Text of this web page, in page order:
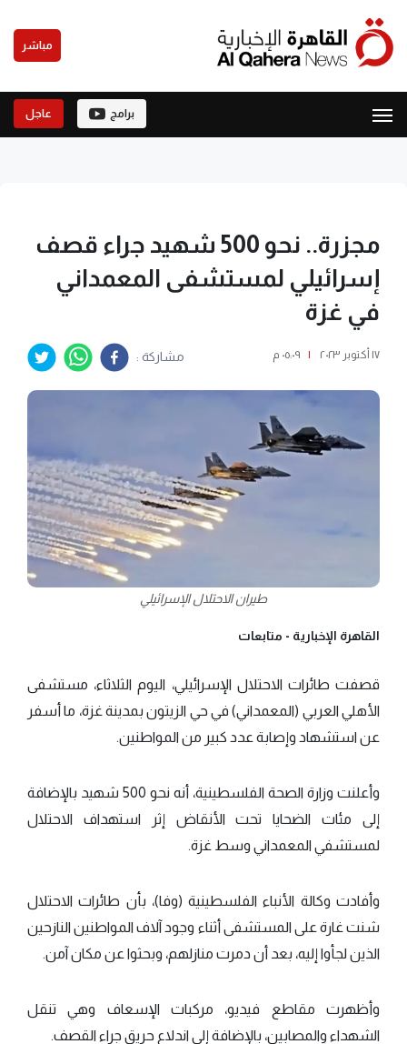
مباشر
برامج عاجل
مجزرة.. نحو 500 شهيد جراء قصف
إسرائيلي لمستشفى المعمداني
في غزة
١٧ أكتوبر ٢٠٢٣ | ٠٥:٠٩ م مشاركة :
طيران الاحتلال الإسرائيلي
القاهرة الإخبارية - متابعات
قصفت طائرات الاحتلال الإسرائيلي، اليوم الثلاثاء، مستشفى
الأهلي العربي (المعمداني) في حي الزيتون بمدينة غزة، ما أسفر
عن استشهاد وإصابة عدد كبير من المواطنين.
وأعلنت وزارة الصحة الفلسطينية، أنه نحو 500 شهيد بالإضافة
إلى مئات الضحايا تحت الأنقاض إثر استهداف الاحتلال
لمستشفي المعمداني وسط غزة.
وأفادت وكالة الأنباء الفلسطينية (وفا)، بأن طائرات الاحتلال
شنت غارة على المستشفى أثناء وجود آلاف المواطنين النازحين
الذين لجأوا إليه، بعد أن دمرت منازلهم، وبحثوا عن مكان آمن.
وأظهرت مقاطع فيديو، مركبات الإسعاف وهي تنقل
الشهداء والمصابين، بالإضافة إلى اندلاع حريق جراء القصف.